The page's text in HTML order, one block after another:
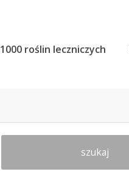
1000 roślin leczniczych
szukaj